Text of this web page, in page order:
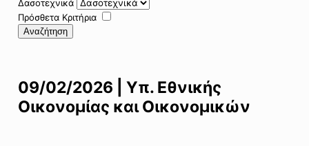
Δασοτεχνικά
Πρόσθετα Κριτήρια
Αναζήτηση
09/02/2026 | Υπ. Εθνικής
Οικονομίας και Οικονομικών